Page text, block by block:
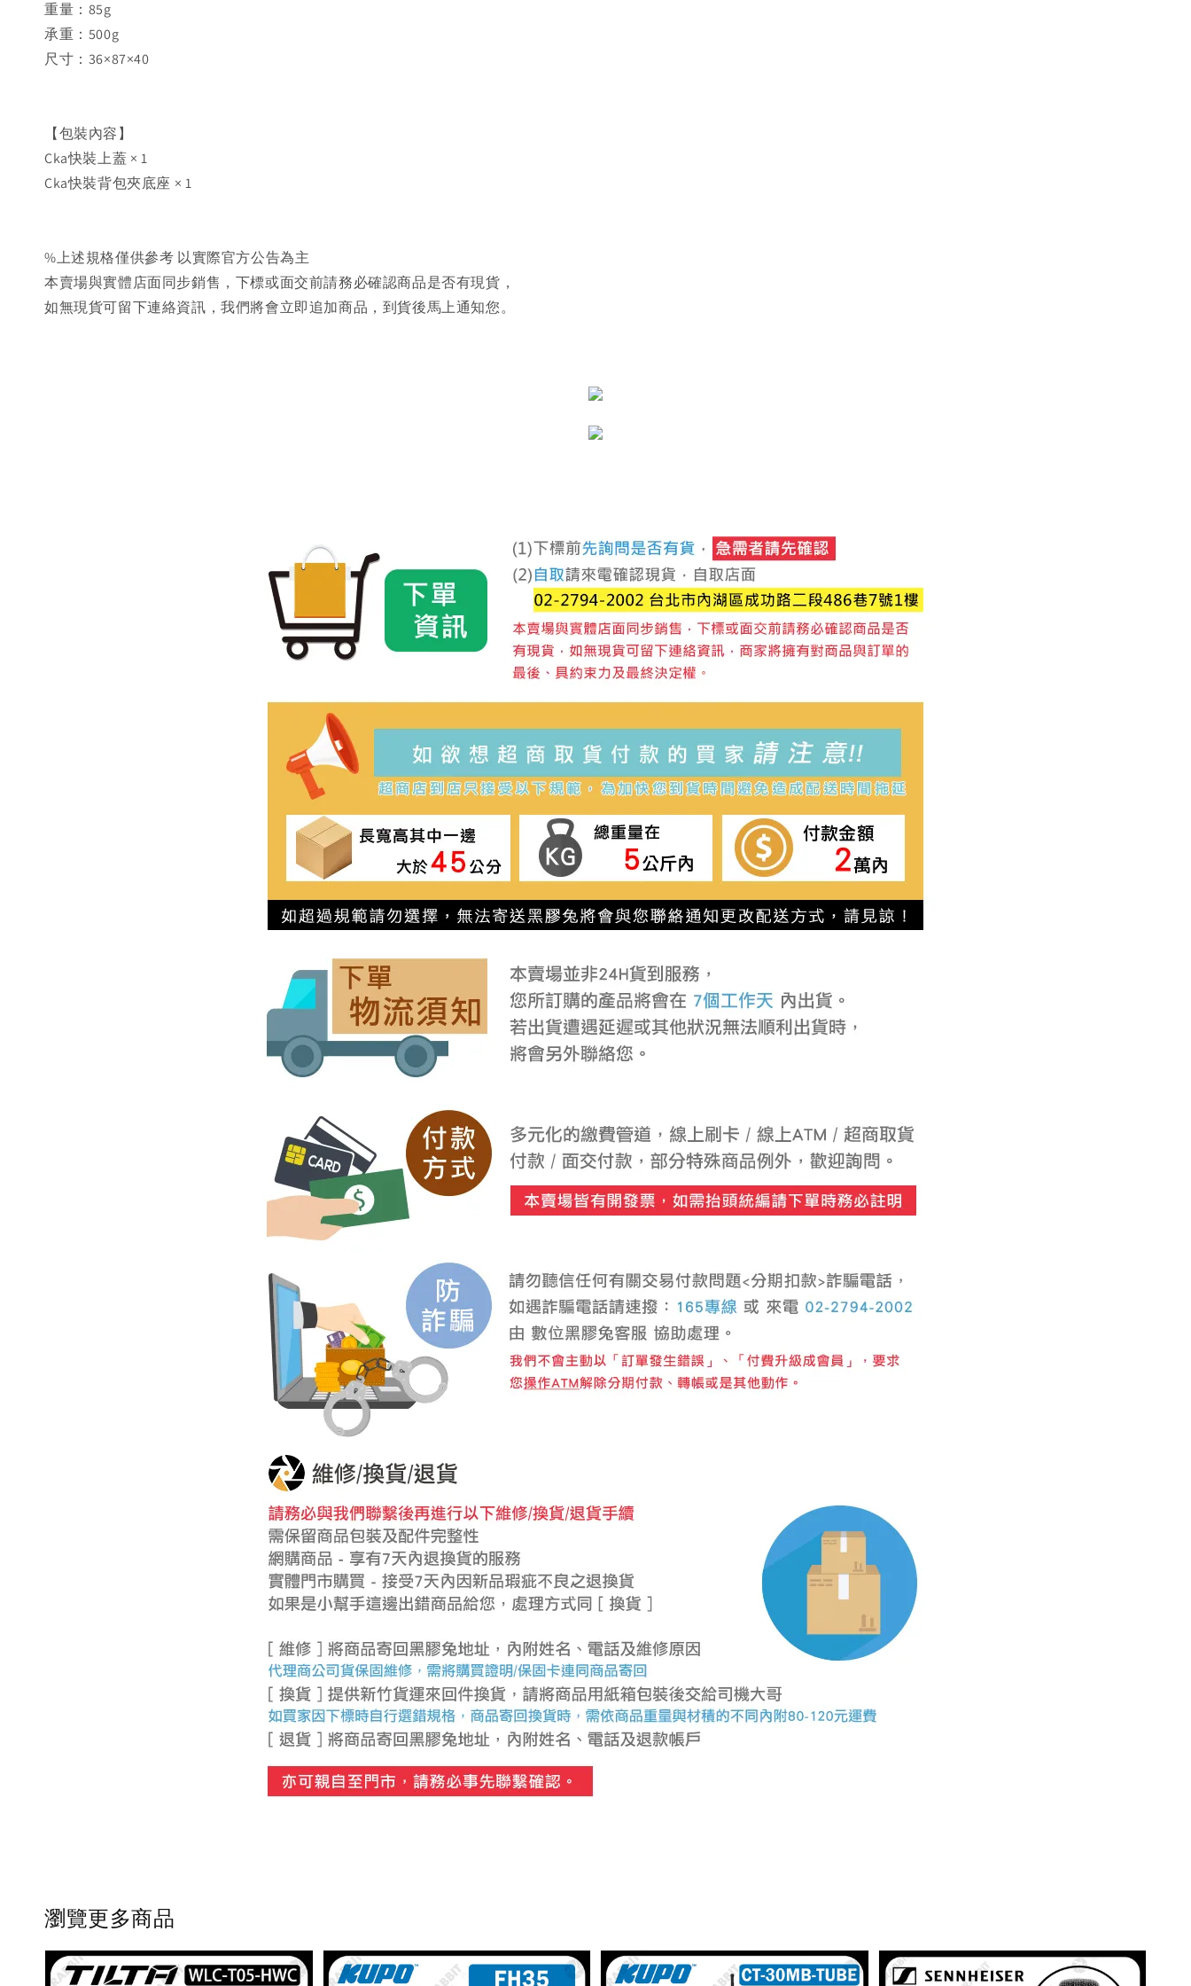
重量：85g
承重：500g
尺寸：36×87×40
【包裝內容】
Cka快裝上蓋 × 1
Cka快裝背包夾底座 × 1
%上述規格僅供參考 以實際官方公告為主
本賣場與實體店面同步銷售，下標或面交前請務必確認商品是否有現貨，
如無現貨可留下連絡資訊，我們將會立即追加商品，到貨後馬上通知您。
瀏覽更多商品